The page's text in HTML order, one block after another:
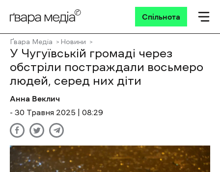
Спільнота
Ґвара Медіа Новини
У Чугуївській громаді через
обстріли постраждали восьмеро
людей, серед них діти
Анна Веклич
- 30 Травня 2025 | 08:29